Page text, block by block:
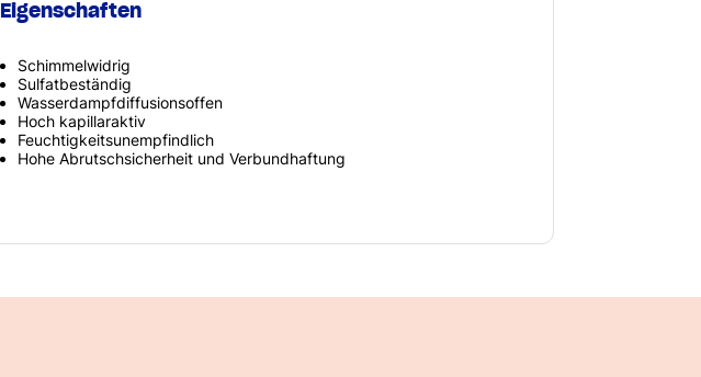
Eigenschaften
Schimmelwidrig
Sulfatbeständig
Wasserdampfdiffusionsoffen
Hoch kapillaraktiv
Feuchtigkeitsunempfindlich
Hohe Abrutschsicherheit und Verbundhaftung